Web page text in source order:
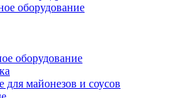
оборудование
оборудование
майонезов и соусов